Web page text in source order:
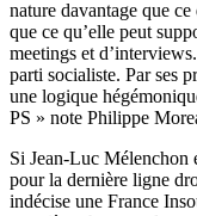
nature davantage que
que ce qu’elle peut
meetings et
parti socialiste. Par ses
une logique
PS » note Philippe
Si Jean-Luc Mélenchon
pour la dernière ligne
indécise une France